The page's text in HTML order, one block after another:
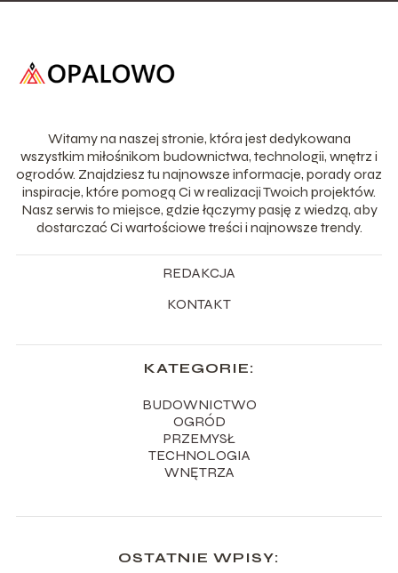
Witamy na naszej stronie, która jest dedykowana
wszystkim miłośnikom budownictwa, technologii, wnętrz i
ogrodów. Znajdziesz tu najnowsze informacje, porady oraz
inspiracje, które pomogą Ci w realizacji Twoich projektów.
Nasz serwis to miejsce, gdzie łączymy pasję z wiedzą, aby
dostarczać Ci wartościowe treści i najnowsze trendy.
REDAKCJA
KONTAKT
KATEGORIE:
BUDOWNICTWO
OGRÓD
PRZEMYSŁ
TECHNOLOGIA
WNĘTRZA
OSTATNIE WPISY: